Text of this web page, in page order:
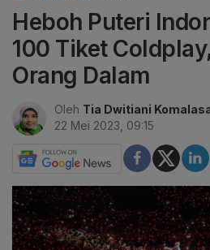
Heboh Puteri
100 Tiket
Orang Dalam
Oleh Tia Dwitiani
22 Mei 2023, 09:15